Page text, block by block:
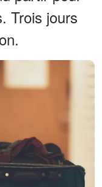
Trois jours